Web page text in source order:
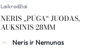
Laikrodžiai
NERIS „PŪGA“ JUODAS,
AUKSINIS 28MM
Neris ir Nemunas